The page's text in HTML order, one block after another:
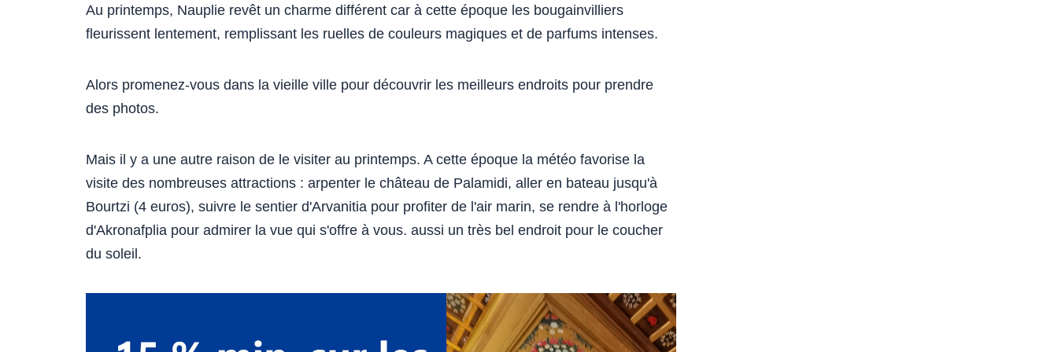
Au printemps, Nauplie revêt un charme différent car à cette époque les bougainvilliers
fleurissent lentement, remplissant les ruelles de couleurs magiques et de parfums intenses.
Alors promenez-vous dans la vieille ville pour découvrir les meilleurs endroits pour prendre
des photos.
Mais il y a une autre raison de le visiter au printemps. A cette époque la météo favorise la
visite des nombreuses attractions : arpenter le château de Palamidi, aller en bateau jusqu'à
Bourtzi (4 euros), suivre le sentier d'Arvanitia pour profiter de l'air marin, se rendre à l'horloge
d'Akronafplia pour admirer la vue qui s'offre à vous. aussi un très bel endroit pour le coucher
du soleil.